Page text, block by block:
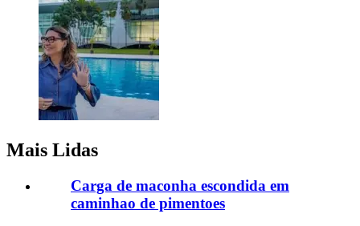
Mais Lidas
Carga de maconha escondida em
caminhao de pimentoes